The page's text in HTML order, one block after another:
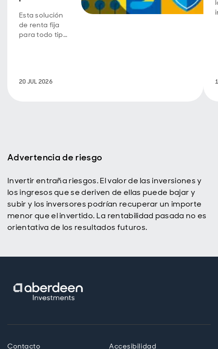
Esta solución
de renta fija
para todo tipo
equilibrar tres
20 JUL 2026
Advertencia de riesgo
Invertir entraña riesgos. El valor de las inversiones y
los ingresos que se deriven de ellas puede bajar y
subir y los inversores podrían recuperar un importe
menor que el invertido. La rentabilidad pasada no es
orientativa de los resultados futuros.
Contacto Accesibilidad